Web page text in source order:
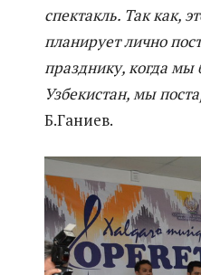
спектакль. Так как,
планирует лично
празднику, когда мы
Узбекистан, мы
Б.Ганиев.